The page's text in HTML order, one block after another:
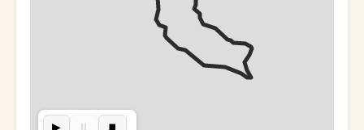
▶︎ ⏸︎ ⏹︎